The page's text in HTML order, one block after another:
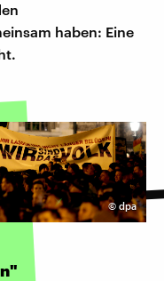
haben: Eine
© dpa